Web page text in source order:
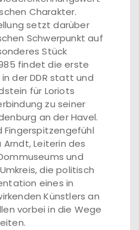
Charakter.
setzt darüber
Schwerpunkt auf
Stück
findet die erste
der DDR statt und
für Loriots
zu seiner
an der Havel.
Fingerspitzengefühl
Leiterin des
und
die politisch
eines in
Künstlers an
vorbei in die Wege